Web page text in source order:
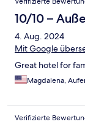
10/10 –
4. Aug. 2024
Mit Google
Great hotel for
Magdalena,
Verifizierte